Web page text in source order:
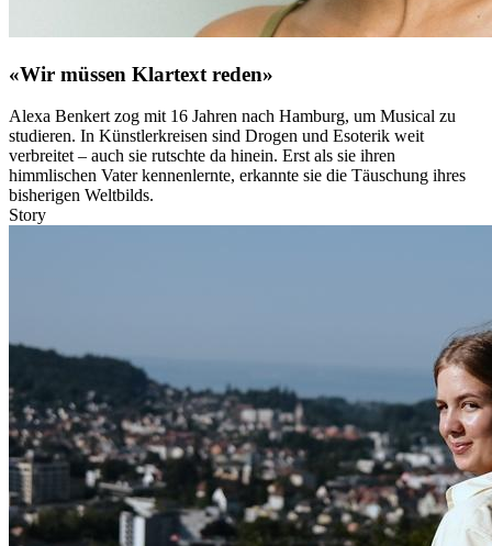
«Wir müssen Klartext reden»
Alexa Benkert zog mit 16 Jahren nach Hamburg, um Musical zu
studieren. In Künstlerkreisen sind Drogen und Esoterik weit
verbreitet – auch sie rutschte da hinein. Erst als sie ihren
himmlischen Vater kennenlernte, erkannte sie die Täuschung ihres
bisherigen Weltbilds.
Story